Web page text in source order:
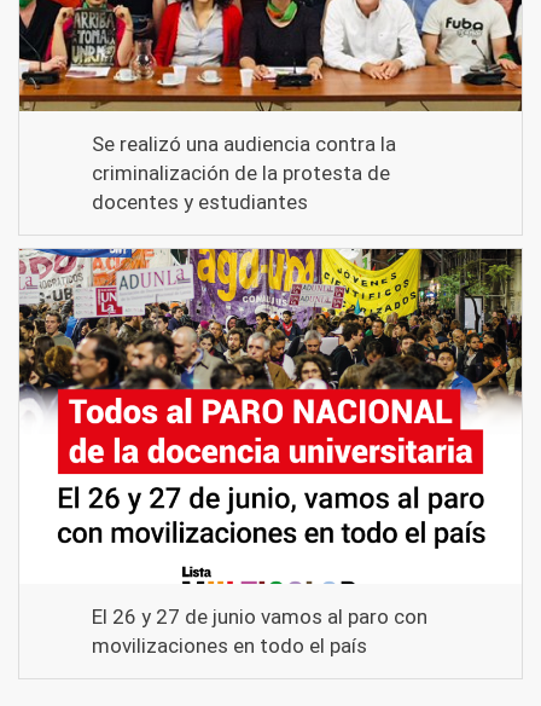
Se realizó una audiencia contra la
criminalización de la protesta de
docentes y estudiantes
El 26 y 27 de junio vamos al paro con
movilizaciones en todo el país